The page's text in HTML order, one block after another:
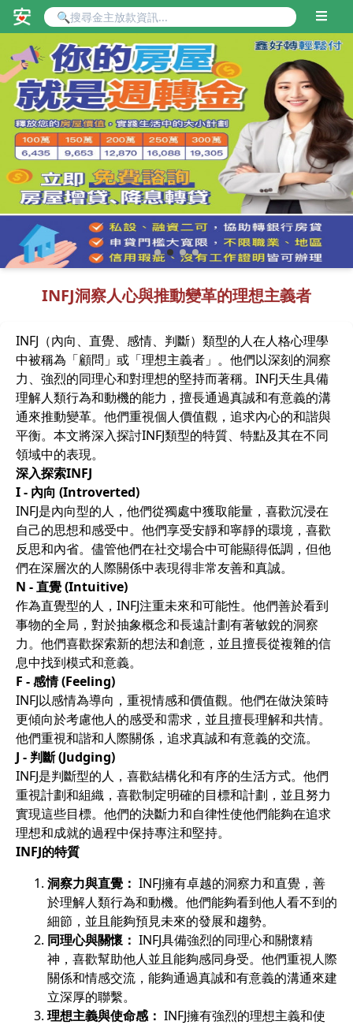
INFJ洞察人心與推動變革的理想主義者
INFJ（內向、直覺、感情、判斷）類型的人在人格心理學
中被稱為「顧問」或「理想主義者」。他們以深刻的洞察
力、強烈的同理心和對理想的堅持而著稱。INFJ天生具備
理解人類行為和動機的能力，擅長通過真誠和有意義的溝
通來推動變革。他們重視個人價值觀，追求內心的和諧與
平衡。本文將深入探討INFJ類型的特質、特點及其在不同
領域中的表現。
深入探索INFJ
I - 內向 (Introverted)
INFJ是內向型的人，他們從獨處中獲取能量，喜歡沉浸在
自己的思想和感受中。他們享受安靜和寧靜的環境，喜歡
反思和內省。儘管他們在社交場合中可能顯得低調，但他
們在深層次的人際關係中表現得非常友善和真誠。
N - 直覺 (Intuitive)
作為直覺型的人，INFJ注重未來和可能性。他們善於看到
事物的全局，對於抽象概念和長遠計劃有著敏銳的洞察
力。他們喜歡探索新的想法和創意，並且擅長從複雜的信
息中找到模式和意義。
F - 感情 (Feeling)
INFJ以感情為導向，重視情感和價值觀。他們在做決策時
更傾向於考慮他人的感受和需求，並且擅長理解和共情。
他們重視和諧和人際關係，追求真誠和有意義的交流。
J - 判斷 (Judging)
INFJ是判斷型的人，喜歡結構化和有序的生活方式。他們
重視計劃和組織，喜歡制定明確的目標和計劃，並且努力
實現這些目標。他們的決斷力和自律性使他們能夠在追求
理想和成就的過程中保持專注和堅持。
INFJ的特質
洞察力與直覺： INFJ擁有卓越的洞察力和直覺，善
於理解人類行為和動機。他們能夠看到他人看不到的
細節，並且能夠預見未來的發展和趨勢。
同理心與關懷： INFJ具備強烈的同理心和關懷精
神，喜歡幫助他人並且能夠感同身受。他們重視人際
關係和情感交流，能夠通過真誠和有意義的溝通來建
立深厚的聯繫。
理想主義與使命感： INFJ擁有強烈的理想主義和使